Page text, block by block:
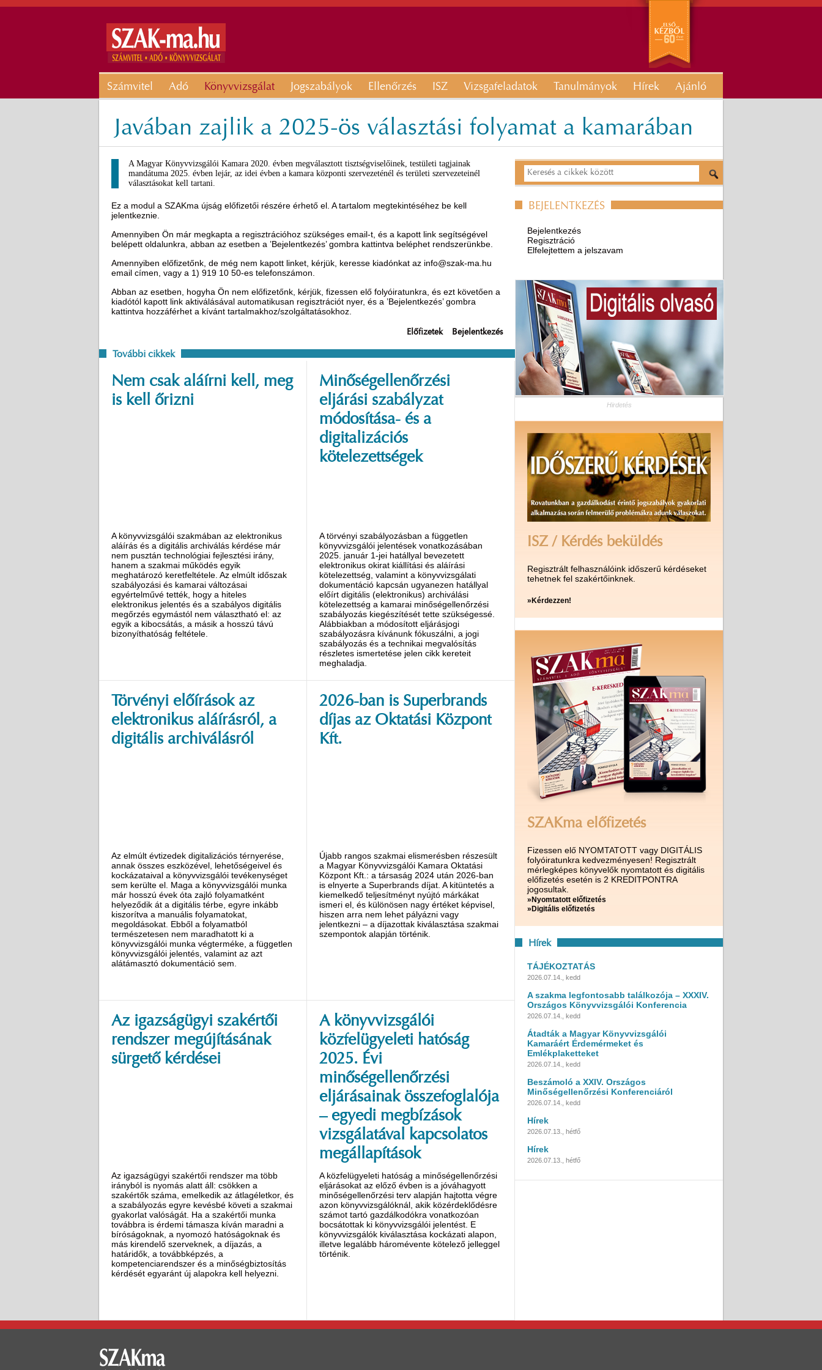
Számvitel Adó Könyvvizsgálat Jogszabályok Ellenőrzés ISZ Vizsgafeladatok Tanulmányok Hírek Ajánló
Javában zajlik a 2025-ös választási folyamat a kamarában
A Magyar Könyvvizsgálói Kamara 2020. évben megválasztott tisztségviselőinek, testületi tagjainak
mandátuma 2025. évben lejár, az idei évben a kamara központi szervezeténél és területi szervezeteinél
választásokat kell tartani.
Ez a modul a SZAKma újság előfizetői részére érhető el. A tartalom megtekintéséhez be kell
jelentkeznie.
Amennyiben Ön már megkapta a regisztrációhoz szükséges email-t, és a kapott link segítségével
belépett oldalunkra, abban az esetben a ’Bejelentkezés’ gombra kattintva beléphet rendszerünkbe.
Amennyiben előfizetőnk, de még nem kapott linket, kérjük, keresse kiadónkat az info@szak-ma.hu
email címen, vagy a 1) 919 10 50-es telefonszámon.
Abban az esetben, hogyha Ön nem előfizetőnk, kérjük, fizessen elő folyóiratunkra, és ezt követően a
kiadótól kapott link aktiválásával automatikusan regisztrációt nyer, és a ’Bejelentkezés’ gombra
kattintva hozzáférhet a kívánt tartalmakhoz/szolgáltatásokhoz.
Bejelentkezés
Előfizetek
További cikkek
Nem csak aláírni kell, meg
is kell őrizni
A könyvvizsgálói szakmában az elektronikus
aláírás és a digitális archiválás kérdése már
nem pusztán technológiai fejlesztési irány,
hanem a szakmai működés egyik
meghatározó keretfeltétele. Az elmúlt időszak
szabályozási és kamarai változásai
egyértelművé tették, hogy a hiteles
elektronikus jelentés és a szabályos digitális
megőrzés egymástól nem választható el: az
egyik a kibocsátás, a másik a hosszú távú
bizonyíthatóság feltétele.
Minőségellenőrzési
eljárási szabályzat
módosítása- és a
digitalizációs
kötelezettségek
A törvényi szabályozásban a független
könyvvizsgálói jelentések vonatkozásában
2025. január 1-jei hatállyal bevezetett
elektronikus okirat kiállítási és aláírási
kötelezettség, valamint a könyvvizsgálati
dokumentáció kapcsán ugyanezen hatállyal
előírt digitális (elektronikus) archiválási
kötelezettség a kamarai minőségellenőrzési
szabályozás kiegészítését tette szükségessé.
Alábbiakban a módosított eljárásjogi
szabályozásra kívánunk fókuszálni, a jogi
szabályozás és a technikai megvalósítás
részletes ismertetése jelen cikk kereteit
meghaladja.
Törvényi előírások az
elektronikus aláírásról, a
digitális archiválásról
Az elmúlt évtizedek digitalizációs térnyerése,
annak összes eszközével, lehetőségeivel és
kockázataival a könyvvizsgálói tevékenységet
sem kerülte el. Maga a könyvvizsgálói munka
már hosszú évek óta zajló folyamatként
helyeződik át a digitális térbe, egyre inkább
kiszorítva a manuális folyamatokat,
megoldásokat. Ebből a folyamatból
természetesen nem maradhatott ki a
könyvvizsgálói munka végterméke, a független
könyvvizsgálói jelentés, valamint az azt
alátámasztó dokumentáció sem.
2026-ban is Superbrands
díjas az Oktatási Központ
Kft.
Újabb rangos szakmai elismerésben részesült
a Magyar Könyvvizsgálói Kamara Oktatási
Központ Kft.: a társaság 2024 után 2026-ban
is elnyerte a Superbrands díjat. A kitüntetés a
kiemelkedő teljesítményt nyújtó márkákat
ismeri el, és különösen nagy értéket képvisel,
hiszen arra nem lehet pályázni vagy
jelentkezni – a díjazottak kiválasztása szakmai
szempontok alapján történik.
Az igazságügyi szakértői
rendszer megújításának
sürgető kérdései
Az igazságügyi szakértői rendszer ma több
irányból is nyomás alatt áll: csökken a
szakértők száma, emelkedik az átlagéletkor, és
a szabályozás egyre kevésbé követi a szakmai
gyakorlat valóságát. Ha a szakértői munka
továbbra is érdemi támasza kíván maradni a
bíróságoknak, a nyomozó hatóságoknak és
más kirendelő szerveknek, a díjazás, a
határidők, a továbbképzés, a
kompetenciarendszer és a minőségbiztosítás
kérdését egyaránt új alapokra kell helyezni.
A könyvvizsgálói
közfelügyeleti hatóság
2025. Évi
minőségellenőrzési
eljárásainak összefoglalója
– egyedi megbízások
vizsgálatával kapcsolatos
megállapítások
A közfelügyeleti hatóság a minőségellenőrzési
eljárásokat az előző évben is a jóváhagyott
minőségellenőrzési terv alapján hajtotta végre
azon könyvvizsgálóknál, akik közérdeklődésre
számot tartó gazdálkodókra vonatkozóan
bocsátottak ki könyvvizsgálói jelentést. E
könyvvizsgálók kiválasztása kockázati alapon,
illetve legalább háromévente kötelező jelleggel
történik.
BEJELENTKEZÉS
Bejelentkezés
Regisztráció
Elfelejtettem a jelszavam
Hirdetés
ISZ / Kérdés beküldés
Regisztrált felhasználóink időszerű kérdéseket
tehetnek fel szakértőinknek.
»Kérdezzen!
SZAKma előfizetés
Fizessen elő NYOMTATOTT vagy DIGITÁLIS
folyóiratunkra kedvezményesen! Regisztrált
mérlegképes könyvelők nyomtatott és digitális
előfizetés esetén is 2 KREDITPONTRA
jogosultak.
»Nyomtatott előfizetés
»Digitális előfizetés
Hírek
TÁJÉKOZTATÁS
2026.07.14., kedd
A szakma legfontosabb találkozója – XXXIV.
Országos Könyvvizsgálói Konferencia
2026.07.14., kedd
Átadták a Magyar Könyvvizsgálói
Kamaráért Érdemérmeket és
Emlékplaketteket
2026.07.14., kedd
Beszámoló a XXIV. Országos
Minőségellenőrzési Konferenciáról
2026.07.14., kedd
Hírek
2026.07.13., hétfő
Hírek
2026.07.13., hétfő